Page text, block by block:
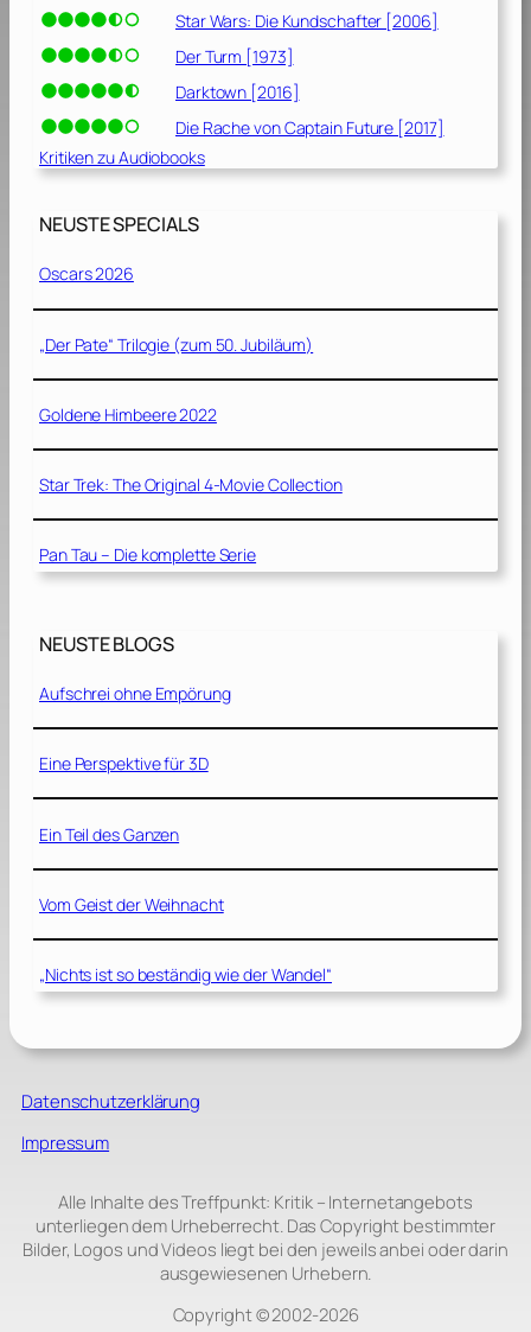
Star Wars: Die Kundschafter [2006]
Der Turm [1973]
Darktown [2016]
Die Rache von Captain Future [2017]
Kritiken zu Audiobooks
NEUSTE SPECIALS
Oscars 2026
„Der Pate“ Trilogie (zum 50. Jubiläum)
Goldene Himbeere 2022
Star Trek: The Original 4-Movie Collection
Pan Tau – Die komplette Serie
NEUSTE BLOGS
Aufschrei ohne Empörung
Eine Perspektive für 3D
Ein Teil des Ganzen
Vom Geist der Weihnacht
„Nichts ist so beständig wie der Wandel“
Datenschutzerklärung
Impressum
Alle Inhalte des Treffpunkt: Kritik – Internetangebots
unterliegen dem Urheberrecht. Das Copyright bestimmter
Bilder, Logos und Videos liegt bei den jeweils anbei oder darin
ausgewiesenen Urhebern.
Copyright © 2002‑2026